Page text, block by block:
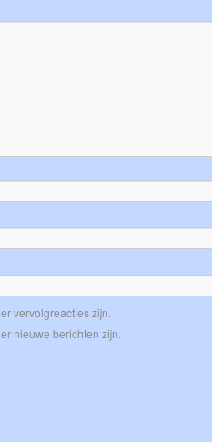
vervolgreacties zijn.
nieuwe berichten zijn.